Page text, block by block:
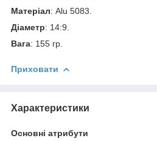
Матеріал: Alu 5083.
Діаметр: 14:9.
Вага: 155 гр.
Приховати
Характеристики
Основні атрибути